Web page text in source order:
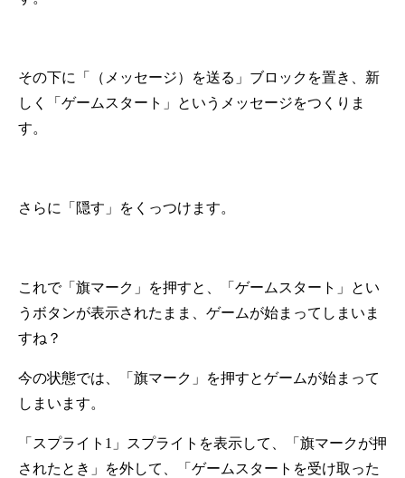
その下に「（メッセージ）を送る」ブロックを置き、新
しく「ゲームスタート」というメッセージをつくりま
す。
さらに「隠す」をくっつけます。
これで「旗マーク」を押すと、「ゲームスタート」とい
うボタンが表示されたまま、ゲームが始まってしまいま
すね？
今の状態では、「旗マーク」を押すとゲームが始まって
しまいます。
「スプライト1」スプライトを表示して、「旗マークが押
されたとき」を外して、「ゲームスタートを受け取った